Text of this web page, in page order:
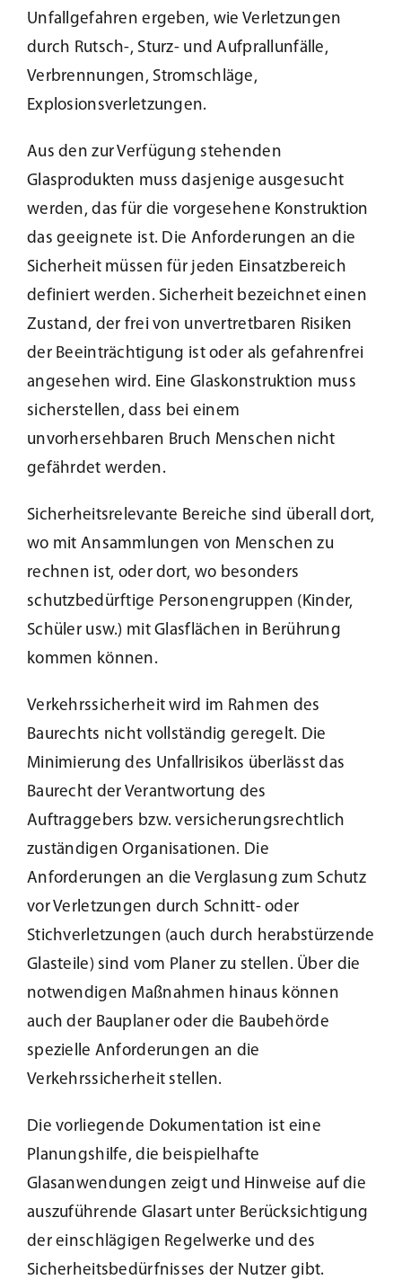
Unfallgefahren ergeben, wie Verletzungen
durch Rutsch-, Sturz- und Aufprallunfälle,
Verbrennungen, Stromschläge,
Explosionsverletzungen.
Aus den zur Verfügung stehenden
Glasprodukten muss dasjenige ausgesucht
werden, das für die vorgesehene Konstruktion
das geeignete ist. Die Anforderungen an die
Sicherheit müssen für jeden Einsatzbereich
definiert werden. Sicherheit bezeichnet einen
Zustand, der frei von unvertretbaren Risiken
der Beeinträchtigung ist oder als gefahrenfrei
angesehen wird. Eine Glaskonstruktion muss
sicherstellen, dass bei einem
unvorhersehbaren Bruch Menschen nicht
gefährdet werden.
Sicherheitsrelevante Bereiche sind überall dort,
wo mit Ansammlungen von Menschen zu
rechnen ist, oder dort, wo besonders
schutzbedürftige Personengruppen (Kinder,
Schüler usw.) mit Glasflächen in Berührung
kommen können.
Verkehrssicherheit wird im Rahmen des
Baurechts nicht vollständig geregelt. Die
Minimierung des Unfallrisikos überlässt das
Baurecht der Verantwortung des
Auftraggebers bzw. versicherungsrechtlich
zuständigen Organisationen. Die
Anforderungen an die Verglasung zum Schutz
vor Verletzungen durch Schnitt- oder
Stichverletzungen (auch durch herabstürzende
Glasteile) sind vom Planer zu stellen. Über die
notwendigen Maßnahmen hinaus können
auch der Bauplaner oder die Baubehörde
spezielle Anforderungen an die
Verkehrssicherheit stellen.
Die vorliegende Dokumentation ist eine
Planungshilfe, die beispielhafte
Glasanwendungen zeigt und Hinweise auf die
auszuführende Glasart unter Berücksichtigung
der einschlägigen Regelwerke und des
Sicherheitsbedürfnisses der Nutzer gibt.